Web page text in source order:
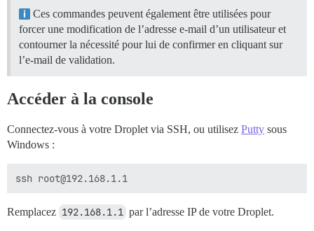
Ces commandes peuvent également être utilisées pour
forcer une modification de l’adresse e-mail d’un utilisateur et
contourner la nécessité pour lui de confirmer en cliquant sur
l’e-mail de validation.
Accéder à la console
Connectez-vous à votre Droplet via SSH, ou utilisez Putty sous
Windows :
Remplacez 192.168.1.1 par l’adresse IP de votre Droplet.